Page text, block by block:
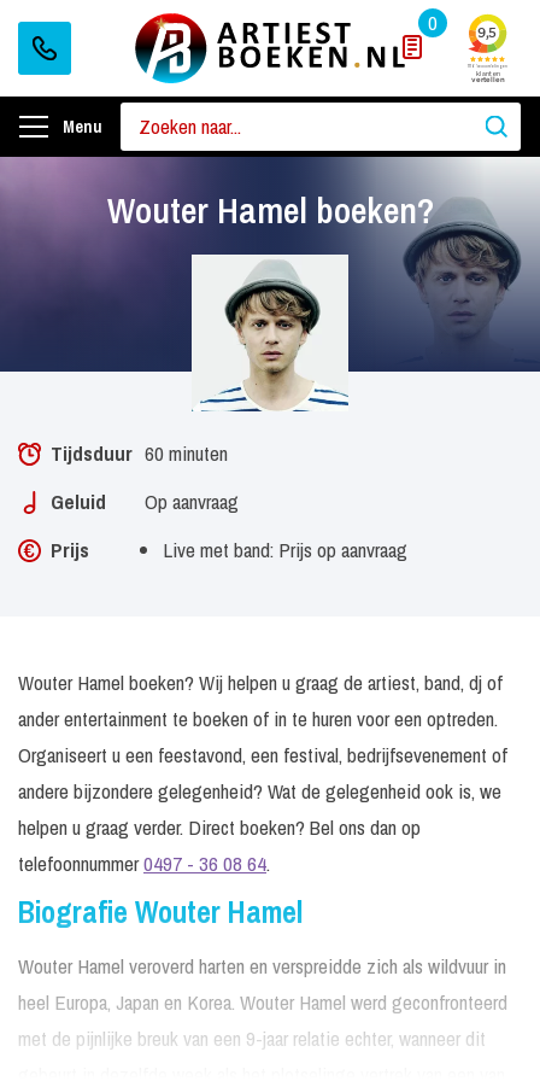
0
Menu
Wouter Hamel boeken?
Tijdsduur 60 minuten
Geluid
Op aanvraag
Prijs
Live met band: Prijs op aanvraag
Wouter Hamel boeken? Wij helpen u graag de artiest, band, dj of
ander entertainment te boeken of in te huren voor een optreden.
Organiseert u een feestavond, een festival, bedrijfsevenement of
andere bijzondere gelegenheid? Wat de gelegenheid ook is, we
helpen u graag verder. Direct boeken? Bel ons dan op
telefoonnummer0497 - 36 08 64.
Biografie Wouter Hamel
Wouter Hamel veroverd harten en verspreidde zich als wildvuur in
heel Europa, Japan en Korea. Wouter Hamel werd geconfronteerd
met de pijnlijke breuk van een 9-jaar relatie echter, wanneer dit